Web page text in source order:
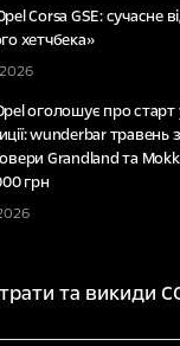
Corsa GSE: сучасне
хетчбека»
оголошує про старт
wunderbar травень
Grandland та
грн
та викиди